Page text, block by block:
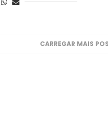
CARREGAR MAIS